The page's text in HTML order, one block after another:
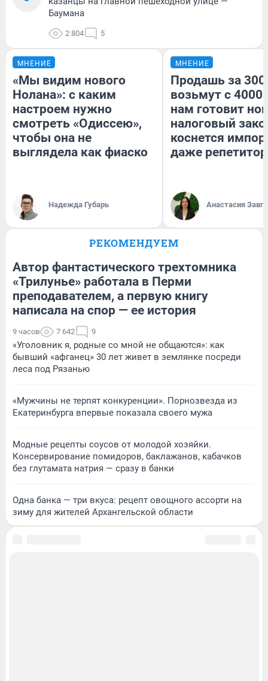
Баумана
2 804 5
МНЕНИЕ
«Мы видим нового
Нолана»: с каким
настроем нужно
смотреть «Одиссею»,
чтобы она не
выглядела как фиаско
Надежда Губарь
МНЕНИЕ
Продашь за
возьмут с
нам готовит
налоговый
коснется
даже
Анастасия
РЕКОМЕНДУЕМ
Автор фантастического трехтомника
«Трилунье» работала в Перми
преподавателем, а первую книгу
написала на спор — ее история
9 часов 7 642 9
«Уголовник я, родные со мной не общаются»: как
бывший «афганец» 30 лет живет в землянке посреди
леса под Рязанью
«Мужчины не терпят конкуренции». Порнозвезда из
Екатеринбурга впервые показала своего мужа
Модные рецепты соусов от молодой хозяйки.
Консервирование помидоров, баклажанов, кабачков
без глутамата натрия — сразу в банки
Одна банка — три вкуса: рецепт овощного ассорти на
зиму для жителей Архангельской области